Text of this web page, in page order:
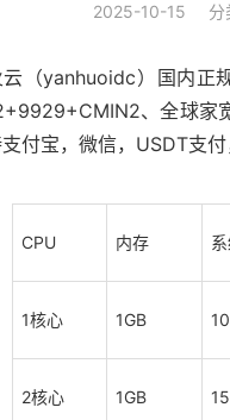
2025-10-15 分
（yanhuoidc）国内正
、全球家
付宝，微信，USDT支
CPU 内存
1核心 1GB
2核心 1GB